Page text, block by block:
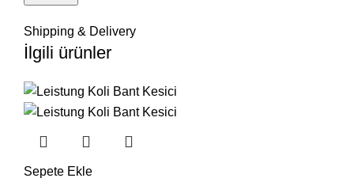
Shipping & Delivery
İlgili ürünler
Sepete Ekle